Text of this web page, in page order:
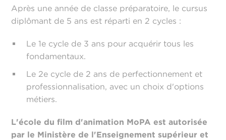
Après une année de classe préparatoire, le cursus
diplômant de 5 ans est réparti en 2 cycles :
Le 1e cycle de 3 ans pour acquérir tous les
fondamentaux.
Le 2e cycle de 2 ans de perfectionnement et
professionnalisation, avec un choix d'options
métiers.
L'école du film d'animation MoPA est autorisée
par le Ministère de l'Enseignement supérieur et